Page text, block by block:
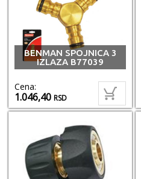
BENMAN SPOJNICA 3
IZLAZA B77039
Cena:
1.046,40RSD